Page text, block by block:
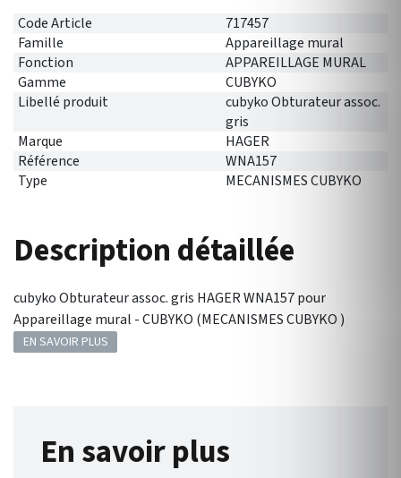
Code Article
717457
Famille
Appareillage mural
Fonction
APPAREILLAGE MURAL
Gamme
CUBYKO
Libellé produit
cubyko Obturateur assoc.
gris
Marque
HAGER
Référence
WNA157
Type
MECANISMES CUBYKO
Description détaillée
cubyko Obturateur assoc. gris HAGER WNA157 pour
Appareillage mural - CUBYKO (MECANISMES CUBYKO )
EN SAVOIR PLUS
En savoir plus